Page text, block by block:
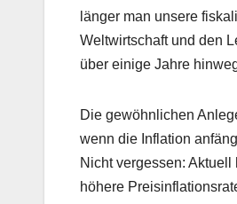
länger man unsere
Weltwirtschaft und den
über einige Jahre
Die gewöhnlichen
wenn die Inflation
Nicht vergessen:
höhere